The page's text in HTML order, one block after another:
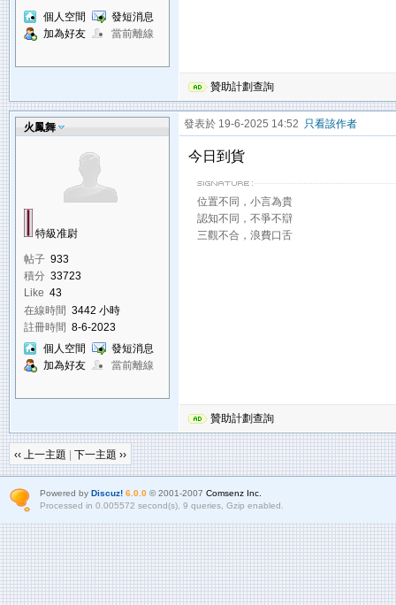
個人空間
發短消息
加為好友
當前離線
贊助計劃查詢
火鳳舞
特級准尉
帖子 933
積分 33723
Like 43
在線時間 3442 小時
註冊時間 8-6-2023
個人空間
發短消息
加為好友
當前離線
發表於 19-6-2025 14:52 只看該作者
今日到貨
位置不同，小言為貴
認知不同，不爭不辯
三觀不合，浪費口舌
贊助計劃查詢
‹‹ 上一主題 下一主題 ››
Powered by Discuz! 6.0.0© 2001-2007 Comsenz Inc.
Processed in 0.005572 second(s), 9 queries, Gzip enabled.